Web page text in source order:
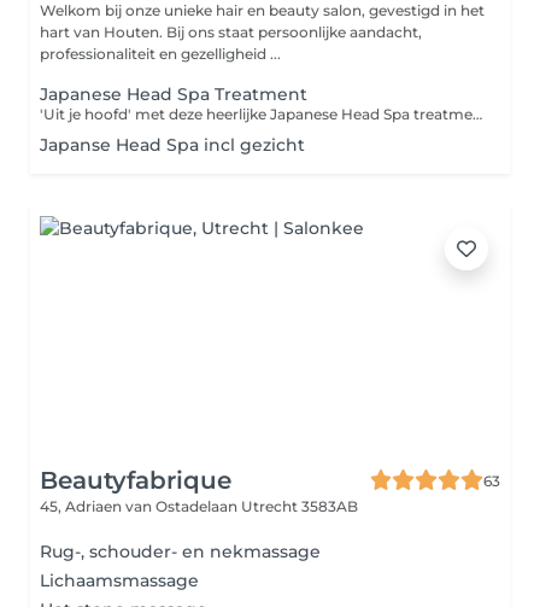
Welkom bij onze unieke hair en beauty salon, gevestigd in het
hart van Houten. Bij ons staat persoonlijke aandacht,
professionaliteit en gezelligheid ...
Japanese Head Spa Treatment
'Uit je hoofd' met deze heerlijke Japanese Head Spa treatment. Tijdens deze behandeling wordt je hoofdhuid, gezicht, nek en schouders gemasseerd met de producten van FFOR . Deze zijn 100% vegan en gemaakt van natuurlijk afgeleide ingrediënten. Tijdens de massage wordt je hoofdhuid grondig gereingd en gevoed. Je haar wordt hierna losjes met de hand gedroogd.
Japanse Head Spa incl gezicht
Beautyfabrique
63
45, Adriaen van Ostadelaan Utrecht 3583AB
Rug-, schouder- en nekmassage
Lichaamsmassage